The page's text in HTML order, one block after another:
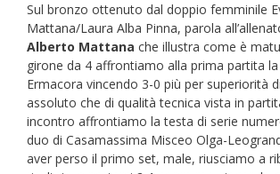
Sul bronzo ottenuto dal doppio femminile
Mattana/Laura Alba Pinna, parola
Alberto Mattana che illustra come è
girone da 4 affrontiamo alla prima partita
Ermacora vincendo 3-0 più per superiorità
assoluto che di qualità tecnica vista in
incontro affrontiamo la testa di serie
duo di Casamassima Misceo Olga-
aver perso il primo set, male, riusciamo a